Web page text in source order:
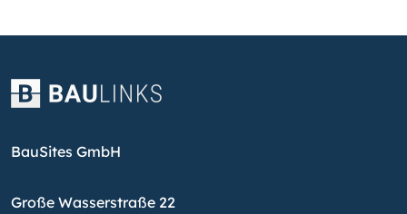
BauSites GmbH
Große Wasserstraße 22